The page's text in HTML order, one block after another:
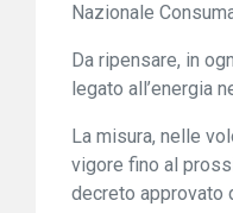
Nazionale
Da ripensare, in
legato all’energia
La misura, nelle
vigore fino al
decreto approvato